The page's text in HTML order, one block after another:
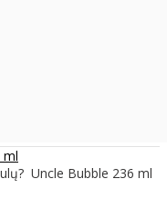
ml
Uncle Bubble 236 ml